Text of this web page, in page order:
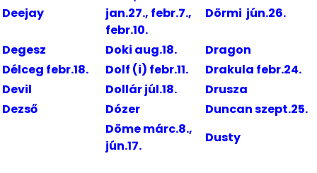
Deejay
jan.27., febr.7.,
febr.10.
Dörmi jún.26.
Degesz Doki aug.18.
Dragon
Délceg febr.18.
Dolf (i) febr.11.
Drakula febr.24.
Devil
Dollár júl.18.
Drusza
Dezső
Dózer
Duncan szept.25.
Döme márc.8.,
jún.17.
Dusty